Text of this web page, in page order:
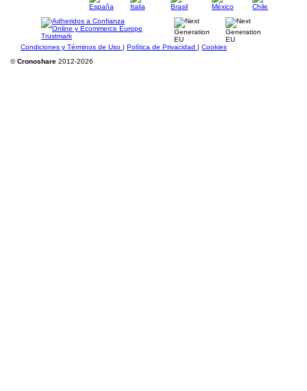
Condiciones y Términos de Uso | Política de Privacidad | Cookies
©Cronoshare 2012-2026